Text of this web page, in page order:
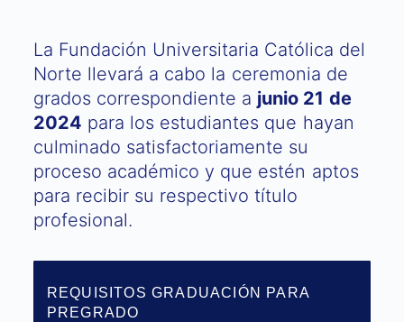
La Fundación Universitaria Católica del
Norte llevará a cabo la ceremonia de
grados correspondiente a junio 21 de
2024 para los estudiantes que hayan
culminado satisfactoriamente su
proceso académico y que estén aptos
para recibir su respectivo título
profesional.
REQUISITOS GRADUACIÓN PARA
PREGRADO